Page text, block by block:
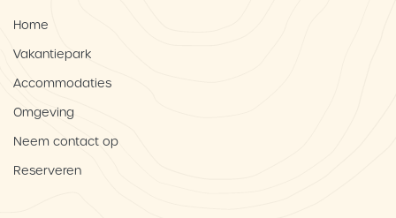
Home
Vakantiepark
Accommodaties
Omgeving
Neem contact op
Reserveren